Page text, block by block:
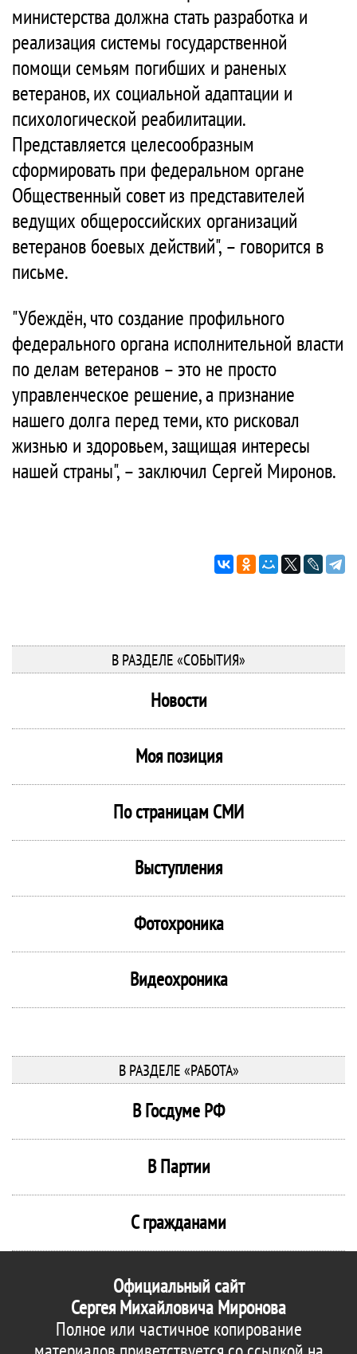
министерства должна стать разработка и
реализация системы государственной
помощи семьям погибших и раненых
ветеранов, их социальной адаптации и
психологической реабилитации.
Представляется целесообразным
сформировать при федеральном органе
Общественный совет из представителей
ведущих общероссийских организаций
ветеранов боевых действий", – говорится в
письме.
"Убеждён, что создание профильного
федерального органа исполнительной власти
по делам ветеранов – это не просто
управленческое решение, а признание
нашего долга перед теми, кто рисковал
жизнью и здоровьем, защищая интересы
нашей страны", – заключил Сергей Миронов.
В РАЗДЕЛЕ «СОБЫТИЯ»
Новости
Моя позиция
По страницам СМИ
Выступления
Фотохроника
Видеохроника
В РАЗДЕЛЕ «РАБОТА»
В Госдуме РФ
В Партии
С гражданами
Официальный сайт
Сергея Михайловича Миронова
Полное или частичное копирование